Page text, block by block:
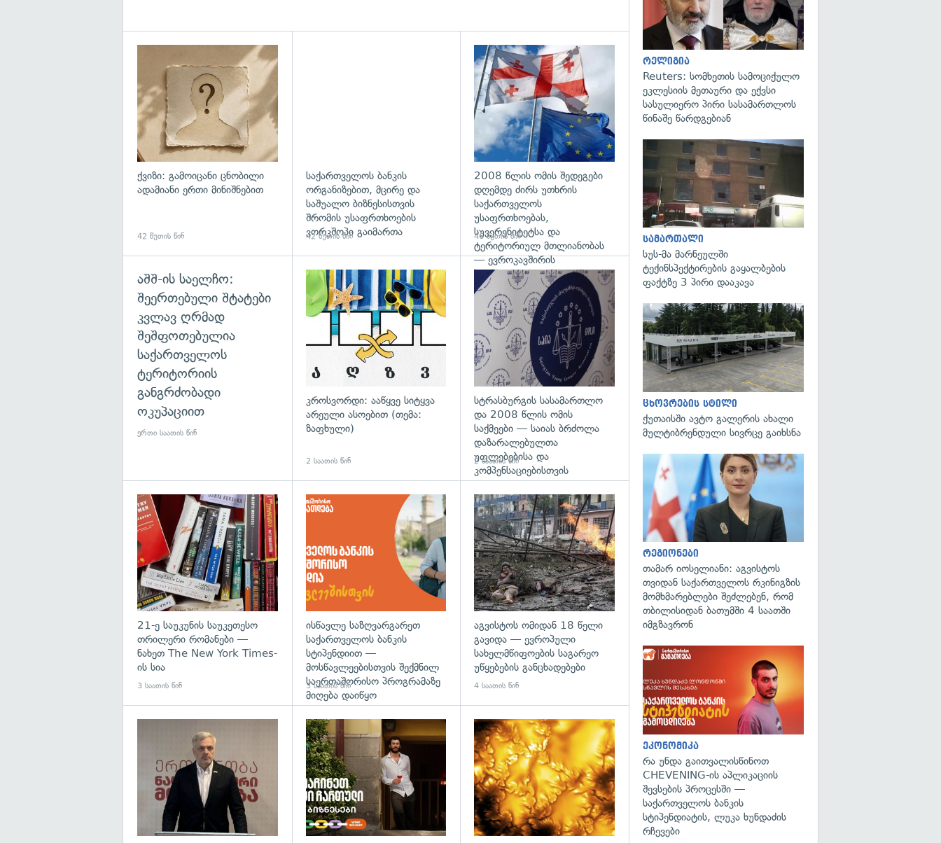
ქვიზი: გამოიცანი ცნობილი
ადამიანი ერთი მინიშნებით
42 წუთის წინ
საქართველოს ბანკის
ორგანიზებით, მცირე და
საშუალო ბიზნესისთვის
შრომის უსაფრთხოების
ვორკშოპი გაიმართა
42 წუთის წინ
გადახედვა
2008 წლის ომის შედეგები
დღემდე ძირს უთხრის
საქართველოს
უსაფრთხოებას,
სუვერენიტეტსა და
ტერიტორიულ მთლიანობას
— ევროკავშირის
პრესპიკერის განცხადება
46 წუთის წინ
აშშ-ის საელჩო:
შეერთებული შტატები
კვლავ ღრმად
შეშფოთებულია
საქართველოს
ტერიტორიის
განგრძობადი
ოკუპაციით
ერთი საათის წინ
გადახედვა
კროსვორდი: ააწყვე სიტყვა
არეული ასოებით (თემა:
ზაფხული)
2 საათის წინ
გადახედვა
სტრასბურგის სასამართლო
და 2008 წლის ომის
საქმეები — საიას ბრძოლა
დაზარალებულთა
უფლებებისა და
კომპენსაციებისთვის
2 საათის წინ
გადახედვა
21-ე საუკუნის საუკეთესო
თრილერი რომანები —
ნახეთ The New York Times-
ის სია
3 საათის წინ
ისწავლე საზღვარგარეთ
საქართველოს ბანკის
სტიპენდიით —
მოსწავლეებისთვის შექმნილ
საერთაშორისო პროგრამაზე
მიღება დაიწყო
3 საათის წინ
გადახედვა
აგვისტოს ომიდან 18 წელი
გავიდა — ევროპული
სახელმწიფოების საგარეო
უწყებების განცხადებები
4 საათის წინ
გადახედვა გადახედვა
რელიგია
Reuters: სომხეთის სამოციქულო
ეკლესიის მეთაური და ექვსი
სასულიერო პირი სასამართლოს
წინაშე წარდგებიან
სამართალი
სუს-მა მარნეულში
ტექინსპექტირების გაყალბების
ფაქტზე 3 პირი დააკავა
ცხოვრების სტილი
ქუთაისში ავტო გალერის ახალი
მულტიბრენდული სივრცე გაიხსნა
რეგიონები
თამარ იოსელიანი: აგვისტოს
თვიდან საქართველოს რკინიგზის
მომხმარებლები შეძლებენ, რომ
თბილისიდან ბათუმში 4 საათში
იმგზავრონ
ეკონომიკა
რა უნდა გაითვალისწინოთ
CHEVENING-ის აპლიკაციის
შევსების პროცესში —
საქართველოს ბანკის
სტიპენდიატის, ლუკა ხუნდაძის
რჩევები